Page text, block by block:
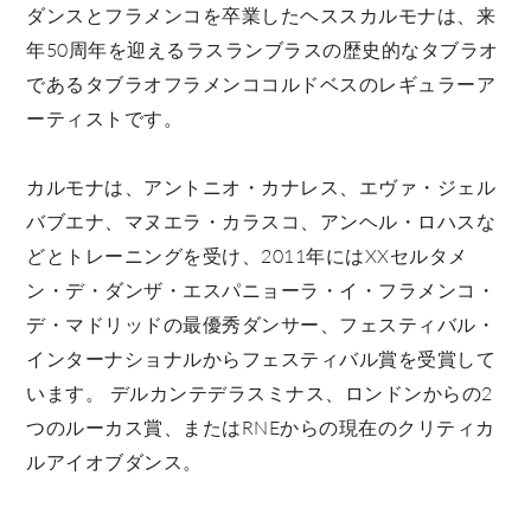
ダンスとフラメンコを卒業したヘススカルモナは、来
年50周年を迎えるラスランブラスの歴史的なタブラオ
であるタブラオフラメンココルドベスのレギュラーア
ーティストです。
カルモナは、アントニオ・カナレス、エヴァ・ジェル
バブエナ、マヌエラ・カラスコ、アンヘル・ロハスな
どとトレーニングを受け、2011年にはXXセルタメ
ン・デ・ダンザ・エスパニョーラ・イ・フラメンコ・
デ・マドリッドの最優秀ダンサー、フェスティバル・
インターナショナルからフェスティバル賞を受賞して
います。 デルカンテデラスミナス、ロンドンからの2
つのルーカス賞、またはRNEからの現在のクリティカ
ルアイオブダンス。